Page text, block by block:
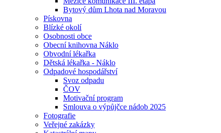
Bytový dům Lhota nad Moravou
Pískovna
Blízké okolí
Osobnosti obce
Obecní knihovna Náklo
Obvodní lékařka
Dětská lékařka - Náklo
Odpadové hospodářství
Svoz odpadu
ČOV
Motivační program
Smlouva o výpůjčce nádob 2025
Fotografie
Veřejné zakázky